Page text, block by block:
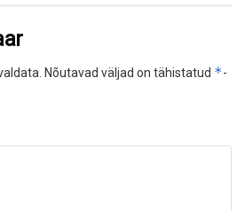
Nõutavad väljad on tähistatud *-